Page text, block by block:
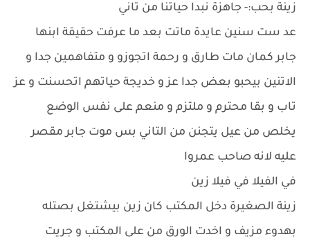
زينة بحب:- جاهزة نبدا حياتنا من تاني
عد ست سنين عايدة ماتت بعد ما عرفت حقيقة ابنها
جابر كمان مات طارق و رحمة اتجوزو و متفاهمين جدا و
الاتنين بيحبو بعض جدا عز و خديجة حياتهم اتحسنت و عز
تاب و بقا محترم و ملتزم و منعم على نفس الوضع
يخلص من عيل يتجنن من التاني بس موت جابر مقصر
عليه لانه صاحب عمروا
في الفيلا في فيلا زين
زينة الصغيرة دخل المكتب كان زين بيشتغل بصتله
بهدوء مزيف و اخدت الورق من على المكتب و جريت